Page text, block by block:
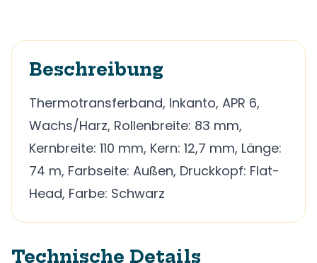
Beschreibung
Thermotransferband, Inkanto, APR 6,
Wachs/Harz, Rollenbreite: 83 mm,
Kernbreite: 110 mm, Kern: 12,7 mm, Länge:
74 m, Farbseite: Außen, Druckkopf: Flat-
Head, Farbe: Schwarz
Technische Details